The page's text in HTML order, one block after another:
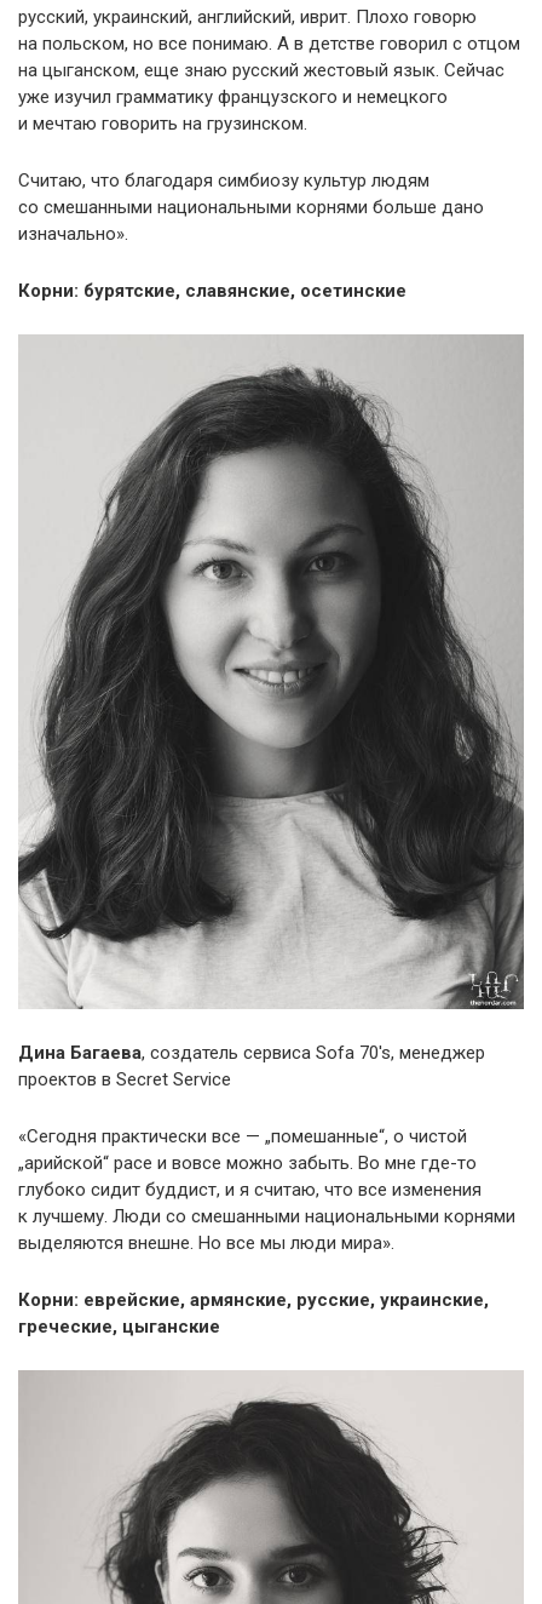
русский, украинский, английский, иврит. Плохо говорю
на польском, но все понимаю. А в детстве говорил с отцом
на цыганском, еще знаю русский жестовый язык. Сейчас
уже изучил грамматику французского и немецкого
и мечтаю говорить на грузинском.
Считаю, что благодаря симбиозу культур людям
со смешанными национальными корнями больше дано
изначально».
Корни: бурятские, славянские, осетинские
Дина Багаева, создатель сервиса Sofa 70′s, менеджер
проектов в Secret Service
«Сегодня практически все — „помешанные“, о чистой
„арийской“ расе и вовсе можно забыть. Во мне где-то
глубоко сидит буддист, и я считаю, что все изменения
к лучшему. Люди со смешанными национальными корнями
выделяются внешне. Но все мы люди мира».
Корни: еврейские, армянские, русские, украинские,
греческие, цыганские